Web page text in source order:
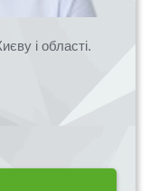
і області.